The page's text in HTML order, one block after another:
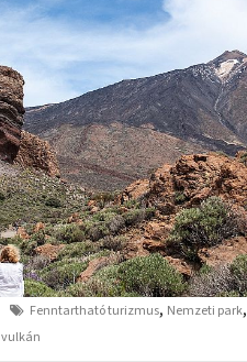
Fenntartható turizmus, Nemzeti park,
vulkán